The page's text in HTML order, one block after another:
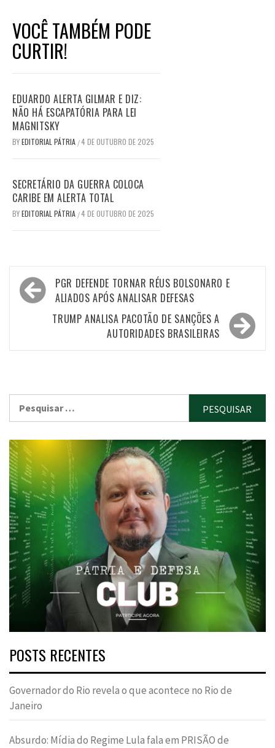
VOCÊ TAMBÉM PODE
CURTIR!
EDUARDO ALERTA GILMAR E DIZ:
NÃO HÁ ESCAPATÓRIA PARA LEI
MAGNITSKY
BYEDITORIAL PÁTRIA /4 DE OUTUBRO DE 2025
SECRETÁRIO DA GUERRA COLOCA
CARIBE EM ALERTA TOTAL
BYEDITORIAL PÁTRIA /4 DE OUTUBRO DE 2025
Navegação
de
PGR DEFENDE TORNAR RÉUS BOLSONARO E
ALIADOS APÓS ANALISAR DEFESAS
TRUMP ANALISA PACOTÃO DE SANÇÕES A
AUTORIDADES BRASILEIRAS
por:
POSTS RECENTES
Governador do Rio revela o que acontece no Rio de
Janeiro
Absurdo: Mídia do Regime Lula fala em PRISÃO de